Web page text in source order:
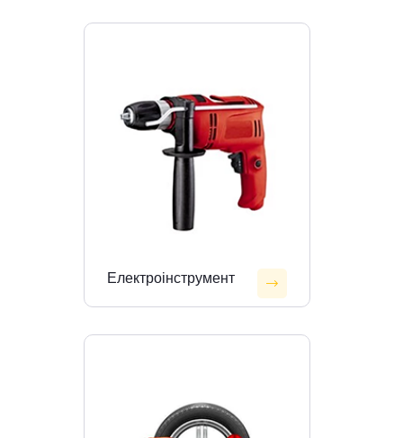
Електроінструмент